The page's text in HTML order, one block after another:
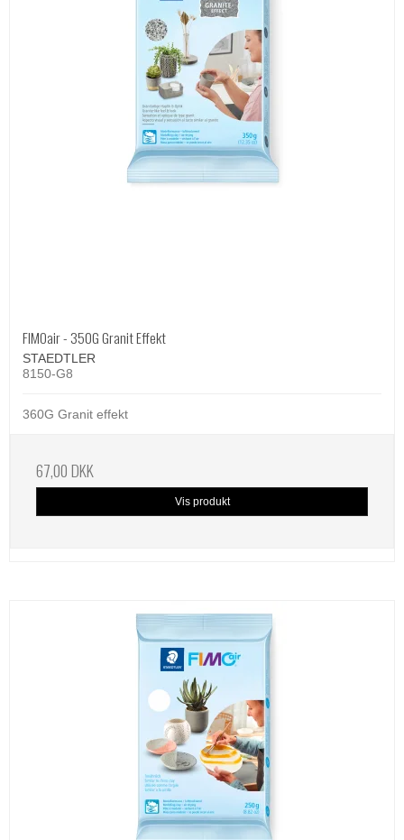
FIMOair - 350G Granit Effekt
STAEDTLER
8150-G8
360G Granit effekt
67,00 DKK
Vis produkt